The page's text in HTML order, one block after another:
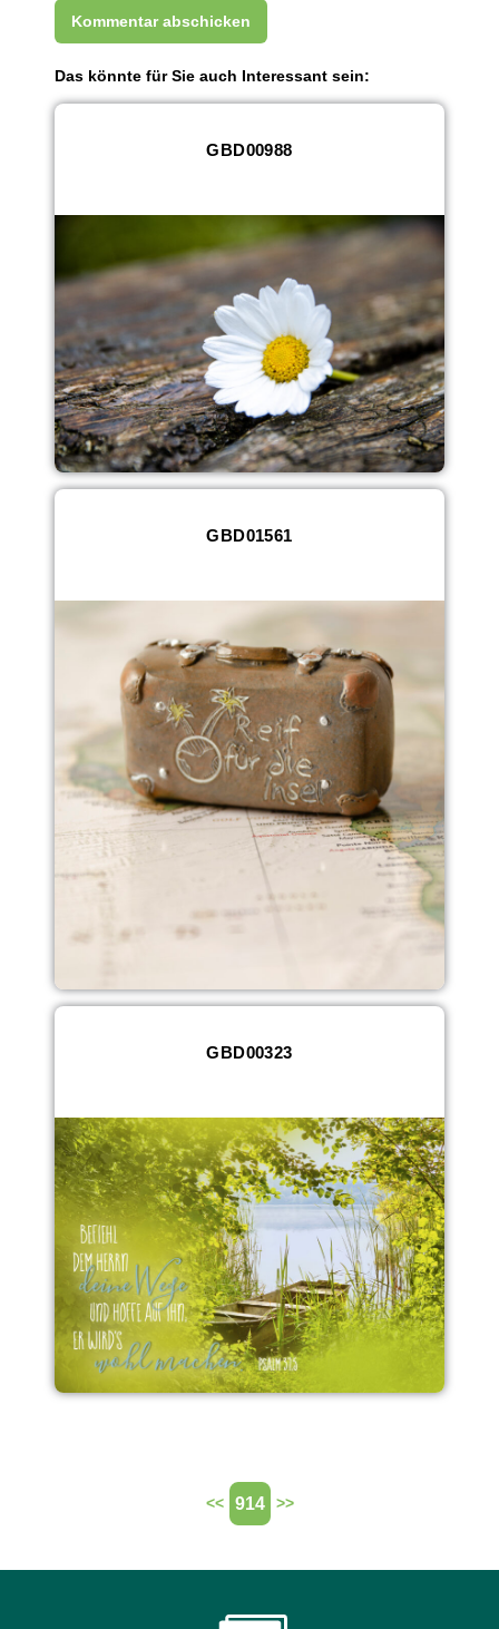
Das könnte für Sie auch Interessant sein:
GBD00988
GBD01561
GBD00323
<< 914 >>